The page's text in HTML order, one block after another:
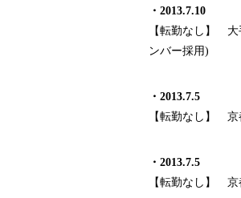
・ 2013.7.10
【転勤なし】
ンバー採用)
・ 2013.7.5
【転勤なし】
・ 2013.7.5
【転勤なし】